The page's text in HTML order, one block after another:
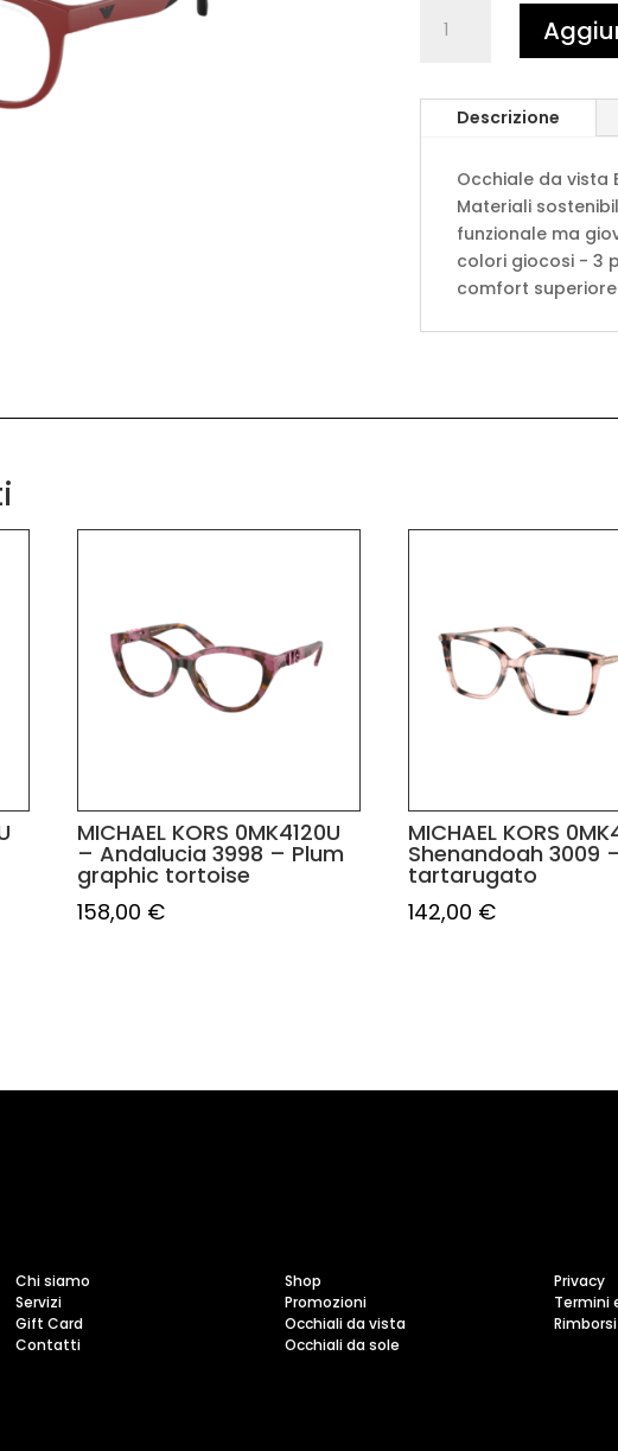
ARMANI
opaco
quantità
Descrizione
Occhiale da vista
Materiali
funzionale ma
colori giocosi - 3
comfort superiore
MICHAEL KORS 0MK4120U
– Andalucia 3998 – Plum
graphic tortoise
158,00 €
MICHAEL KORS
Shenandoah 3009
tartarugato
142,00 €
Chi siamo
Servizi
Gift Card
Contatti
Shop
Promozioni
Occhiali da vista
Occhiali da sole
Privacy
Termini